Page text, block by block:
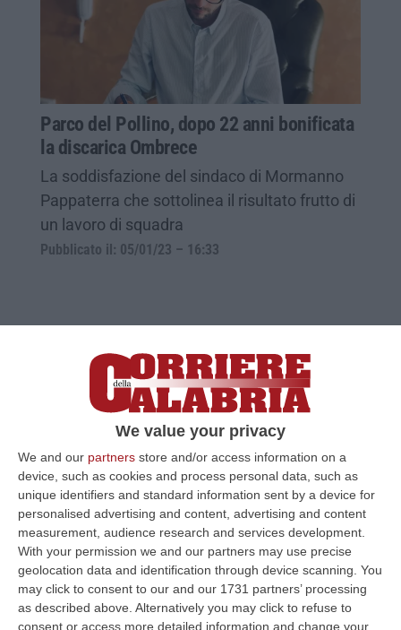
We value your privacy
We and our partners store and/or access information on a
device, such as cookies and process personal data, such as
unique identifiers and standard information sent by a device for
personalised advertising and content, advertising and content
measurement, audience research and services development.
With your permission we and our partners may use precise
geolocation data and identification through device scanning. You
may click to consent to our and our 1731 partners’ processing
as described above. Alternatively you may click to refuse to
consent or access more detailed information and change your
Parco del Pollino, dopo 22 anni bonificata
la discarica Ombrece
La soddisfazione del sindaco di Mormanno
Pappaterra che sottolinea il risultato frutto di
un lavoro di squadra
Pubblicato il: 05/01/23 – 16:33
Tutela del mare, Pappaterra: «In Calabria
cambio di passo ma c’è ancora tanta strada
da fare»
Il commissario dell’Arpacal a “L’Altra Politica”:
adesso c’è una determinazione diversa delle